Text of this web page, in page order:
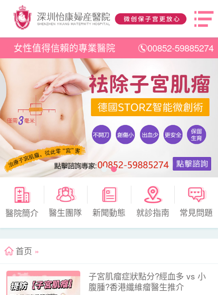
女性值得信賴的專業醫院 00852-59885274
醫院簡介 醫生團隊 新聞動態 就診指南 常見問題
首页 »
子宮肌瘤症狀點分?經血多 vs 小
腹腫?香港纖維瘤醫生推介